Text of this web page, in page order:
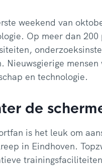
weekend van
Op meer dan
Nieuwsgierige
en technologie.
de
is het leuk om
in Eindhoven.